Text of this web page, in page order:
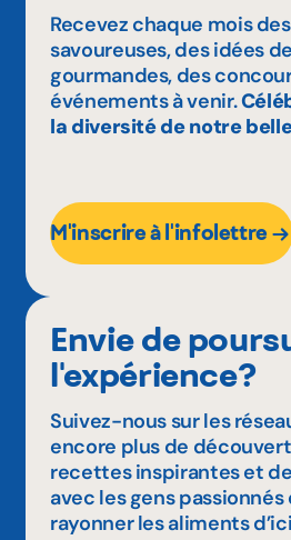
Recevez chaque mois
savoureuses, des idées
gourmandes, des
événements à venir.
la diversité de notre
M'inscrire à l'infolettre
Envie de
l'expérience?
Suivez-nous sur les
encore plus de
recettes inspirantes et
avec les gens
rayonner les aliments